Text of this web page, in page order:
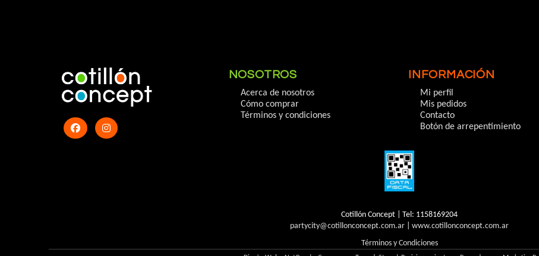
NOSOTROS
Acerca de nosotros
Cómo comprar
Términos y condiciones
INFORMACIÓN
Mi perfil
Mis pedidos
Contacto
Botón de arrepentimiento
Cotillón Concept | Tel: 1158169204
partycity@cotillonconcept.com.ar
www.cotillonconcept.com.ar
Términos y Condiciones